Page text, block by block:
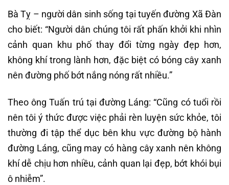
Bà Tỵ – người dân sinh sống tại tuyến đường Xã Đàn
cho biết: “Người dân chúng tôi rất phấn khởi khi nhìn
cảnh quan khu phố thay đổi từng ngày đẹp hơn,
không khí trong lành hơn, đặc biệt có bóng cây xanh
nên đường phố bớt nắng nóng rất nhiều.”
Theo ông Tuấn trú tại đường Láng: “Cũng có tuổi rồi
nên tôi ý thức được việc phải rèn luyện sức khỏe, tôi
thường đi tập thể dục bên khu vực đường bộ hành
đường Láng, cũng may có hàng cây xanh nên không
khí dễ chịu hơn nhiều, cảnh quan lại đẹp, bớt khói bụi
ô nhiễm”.